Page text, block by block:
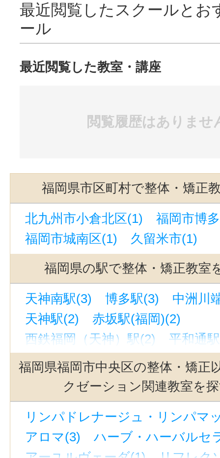
最近閲覧したスクールとお
ール
最近閲覧した教室・講座
閲覧履歴はありませ
福岡県市区町村で整体・矯正
北九州市小倉北区(1)
福岡市博
福岡市城南区(1)
久留米市(1)
福岡県の駅で整体・矯正教室
天神南駅(3) 博多駅(3)
中洲川
天神駅(2)
赤坂駅(福岡)(2)
西鉄福岡（天神）駅(2)
平和通
西鉄久留米駅(1)
祇園駅(福岡)(1)
小倉駅(福岡)(1)
福岡県福岡市中央区の整体・矯正
クゼーション関連教室を
リンパドレナージュ・リンパマ
アロマ(3)
ハーブ・ハーバルセ